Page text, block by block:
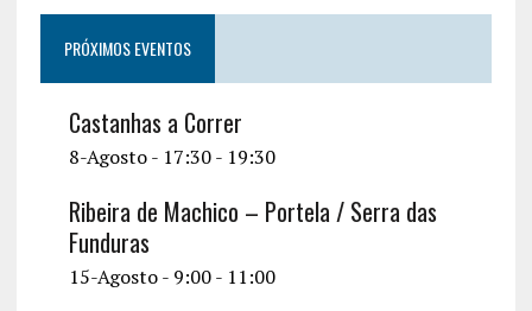
PRÓXIMOS EVENTOS
Castanhas a Correr
8-Agosto - 17:30- 19:30
Ribeira de Machico – Portela / Serra das
Funduras
15-Agosto - 9:00- 11:00